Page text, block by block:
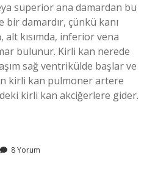
superior ana damardan bu
damardır, çünkü kanı
alt kısımda, inferior vena
bulunur. Kirli kan nerede
sağ ventrikülde başlar ve
kirli kan pulmoner artere
kirli kan akciğerlere gider.
8 Yorum